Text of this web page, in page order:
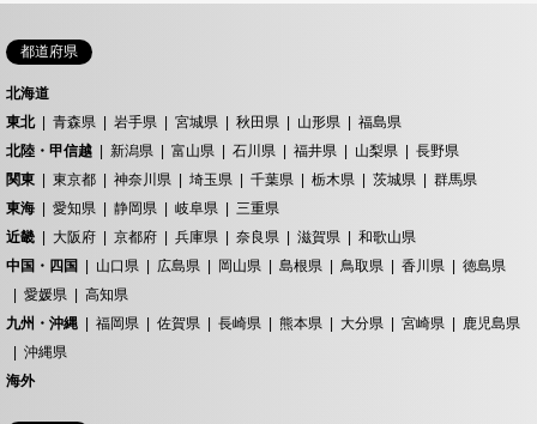
都道府県
北海道
東北
青森県 岩手県 宮城県 秋田県 山形県
福島県
北陸・甲信越
新潟県 富山県 石川県 福井県 山梨県
長野県
関東
東京都 神奈川県 埼玉県 千葉県 栃木県 茨城県
群馬県
東海
愛知県 静岡県 岐阜県
三重県
近畿
大阪府 京都府 兵庫県 奈良県 滋賀県
和歌山県
中国・四国
山口県 広島県 岡山県 島根県 鳥取県 香川県
徳島県
愛媛県
高知県
九州・沖縄
福岡県 佐賀県 長崎県 熊本県 大分県 宮崎県
鹿児島県
沖縄県
海外